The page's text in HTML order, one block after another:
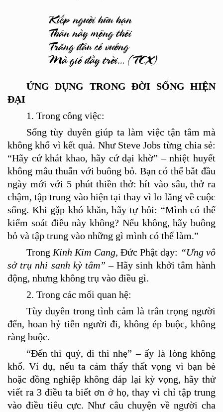
Kiếp người hữu hạn
Thân này mộng thôi
Trăng đâu có vướng
Mà gió đầy trời… (TCX)
ỨNG DỤNG TRONGĐỜI SỐNG HIỆN
ĐẠI
1. Trong công việc:
Sống tùy duyên giúp ta làm việc tận tâm mà
không khổ vì kết quả. Như Steve Jobs từng chia sẻ:
“Hãy cứ khát khao, hãy cứ dại khờ” – nhiệt huyết
không mâu thuẫn với buông bỏ. Bạn có thể bắt đầu
ngày mới với 5 phút thiền thở: hít vào sâu, thởra
chậm, tập trung vào hiện tại thay vìlo lắng về cuộc
sống. Khi gặp khó khăn, hãy tự hỏi: “Mình cóthể
kiểm soát điều này không? Nếu không, hãy buông
bỏ và tập trung vào những gì mình có thể làm.”
Trong Kinh Kim Cang, Đức Phật dạy: “Ưngvô
sở trụ nhi sanh kỳ tâm” – Hãy sinh khởi tâm hành
động, nhưng không trụ vào điều gì.
2. Trong các mối quan hệ:
Tùy duyên trong tình cảm là trân trọng người
đến, hoan hỷ tiễn người đi, khôngép buộc, không
ràng buộc.
“Đến thì quý, đi thì nhẹ” – ấy là lòng không
khổ. Ví dụ, nếu ta cảm thấy thất vọng vì bạn bè
hoặc đồng nghiệp không đáp lại kỳ vọng, hãy thử
viết ra 3 điều ta biết ơn ở họ, thay vì chỉ tập trung
vào điều tiêu cực. Như câu chuyện về người cha